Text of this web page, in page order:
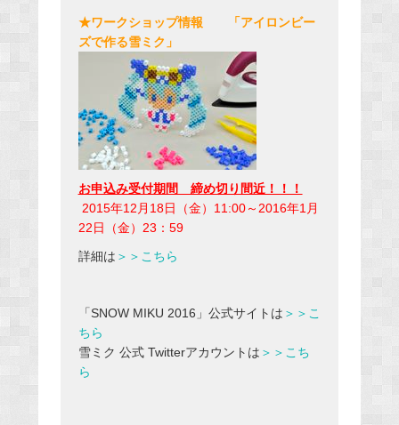
★ワークショップ情報 「アイロンビー
ズで作る雪ミク」
お申込み受付期間 締め切り間近！！！
2015年12月18日（金）11:00～2016年1月
22日（金）23：59
詳細は ＞＞こちら
「SNOW MIKU 2016」公式サイトは ＞＞こ
ちら
雪ミク 公式 Twitterアカウントは ＞＞こち
ら